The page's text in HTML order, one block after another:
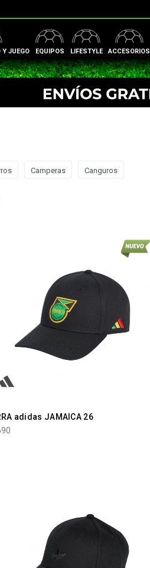
Y JUEGO EQUIPOS LIFESTYLE ACCESORIOS
Camperas Canguros
adidas JAMAICA 26